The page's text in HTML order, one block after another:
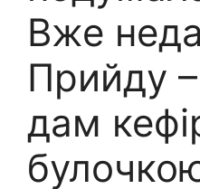
Вже
Прийду
дам